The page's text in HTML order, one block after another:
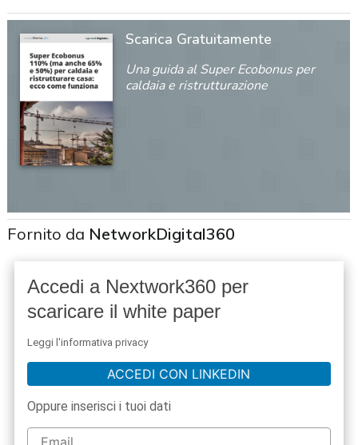
Scarica Gratuitamente
Una guida al Super Ecobonus per
caldaia e ristrutturazione
Fornito da NetworkDigital360
Accedi a Nextwork360 per
scaricare il white paper
Leggi l'informativa privacy
ACCEDI CON LINKEDIN
Oppure inserisci i tuoi dati